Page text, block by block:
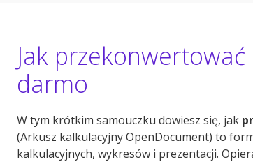
Jak przekonwertować
darmo
W tym krótkim samouczku dowiesz się, jak
(Arkusz kalkulacyjny OpenDocument) to
kalkulacyjnych, wykresów i prezentacji.